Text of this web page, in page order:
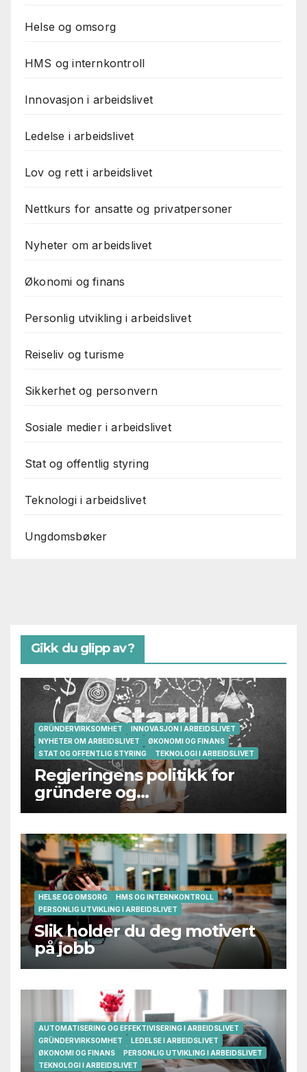
Helse og omsorg
HMS og internkontroll
Innovasjon i arbeidslivet
Ledelse i arbeidslivet
Lov og rett i arbeidslivet
Nettkurs for ansatte og privatpersoner
Nyheter om arbeidslivet
Økonomi og finans
Personlig utvikling i arbeidslivet
Reiseliv og turisme
Sikkerhet og personvern
Sosiale medier i arbeidslivet
Stat og offentlig styring
Teknologi i arbeidslivet
Ungdomsbøker
Gikk du glipp av?
GRÜNDERVIRKSOMHET
INNOVASJON I ARBEIDSLIVET
NYHETER OM ARBEIDSLIVET
ØKONOMI OG FINANS
STAT OG OFFENTLIG STYRING
TEKNOLOGI I ARBEIDSLIVET
Regjeringens politikk for
gründere og
oppstartsbedrifter svikter
HELSE OG OMSORG
HMS OG INTERNKONTROLL
PERSONLIG UTVIKLING I ARBEIDSLIVET
Slik holder du deg motivert
på jobb
AUTOMATISERING OG EFFEKTIVISERING I ARBEIDSLIVET
GRÜNDERVIRKSOMHET
LEDELSE I ARBEIDSLIVET
ØKONOMI OG FINANS
PERSONLIG UTVIKLING I ARBEIDSLIVET
TEKNOLOGI I ARBEIDSLIVET